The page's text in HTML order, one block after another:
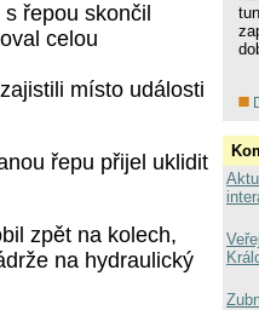
řepou skončil
celou
místo události
řepu přijel uklidit
zpět na kolech,
na hydraulický